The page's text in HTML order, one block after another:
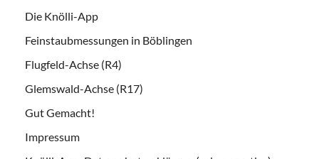
Die Knölli-App
Feinstaubmessungen in Böblingen
Flugfeld-Achse (R4)
Glemswald-Achse (R17)
Gut Gemacht!
Impressum